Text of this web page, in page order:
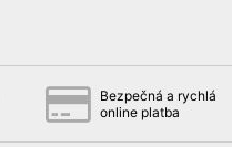
Bezpečná a rychlá
online platba